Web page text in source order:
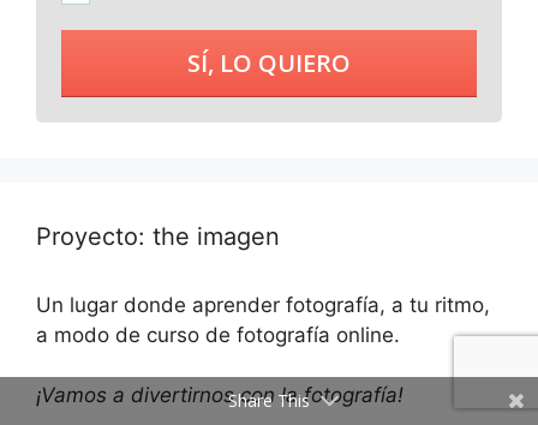
SÍ, LO QUIERO
Proyecto: the imagen
Un lugar donde aprender fotografía, a tu ritmo,
a modo de curso de fotografía online.
¡Vamos a divertirnos con la fotografía!
Share This